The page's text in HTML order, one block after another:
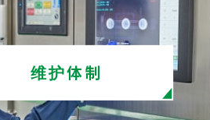
维护体制